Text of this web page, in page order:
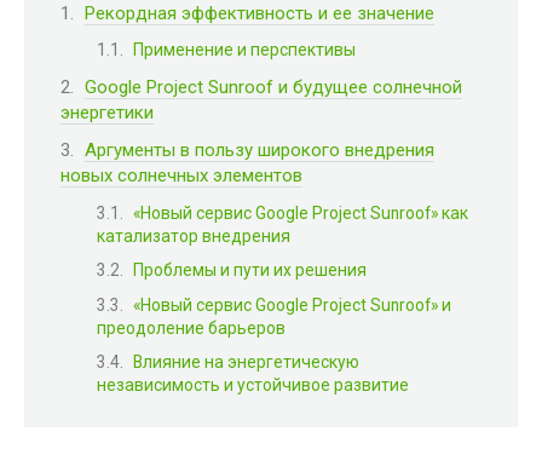
Рекордная эффективность и ее значение
Применение и перспективы
Google Project Sunroof и будущее солнечной
энергетики
Аргументы в пользу широкого внедрения
новых солнечных элементов
«Новый сервис Google Project Sunroof» как
катализатор внедрения
Проблемы и пути их решения
«Новый сервис Google Project Sunroof» и
преодоление барьеров
Влияние на энергетическую
независимость и устойчивое развитие